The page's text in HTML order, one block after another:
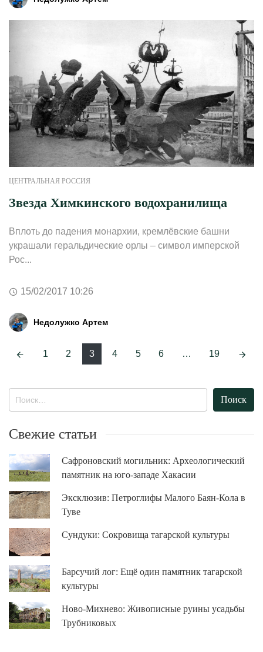
ЦЕНТРАЛЬНАЯ РОССИЯ
Звезда Химкинского водохранилища
Вплоть до падения монархии, кремлёвские башни
украшали геральдические орлы – символ имперской
Рос...
15/02/2017 10:26
Недолужко Артем
Навигация
1 2 3 4 5 6 … 19
Свежие статьи
Сафроновский могильник: Археологический
памятник на юго-западе Хакасии
Эксклюзив: Петроглифы Малого Баян-Кола в
Туве
Сундуки: Сокровища тагарской культуры
Барсучий лог: Ещё один памятник тагарской
культуры
Ново-Михнево: Живописные руины усадьбы
Трубниковых